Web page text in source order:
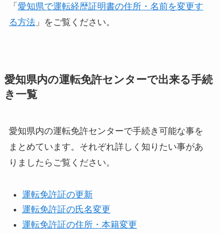
「 愛知県で運転経歴証明書の住所・名前を変更す
る方法」をご覧ください。
愛知県内の運転免許センターで出来る手続
き一覧
愛知県内の運転免許センターで手続き可能な事を
まとめています。それぞれ詳しく知りたい事があ
りましたらご覧ください。
運転免許証の更新
運転免許証の氏名変更
運転免許証の住所・本籍変更